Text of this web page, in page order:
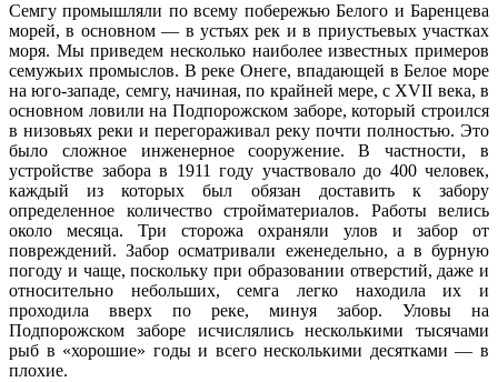
Семгу промышляли по всему побережью Белого и Баренцева
морей, в основном — в устьях рек и в приустьевых участках
моря. Мы приведем несколько наиболее известных примеров
семужьих промыслов. В реке Онеге, впадающей в Белое море
на юго-западе, семгу, начиная, по крайней мере, с XVII века, в
основном ловили на Подпорожском заборе, который строился
в низовьях реки и перегораживал реку почти полностью. Это
было сложное инженерное сооружение. В частности, в
устройстве забора в 1911 году участвовало до 400 человек,
каждый из которых был обязан доставить к забору
определенное количество стройматериалов. Работы велись
около месяца. Три сторожа охраняли улов и забор от
повреждений. Забор осматривали еженедельно, а в бурную
погоду и чаще, поскольку при образовании отверстий, даже и
относительно небольших, семга легко находила их и
проходила вверх по реке, минуя забор. Уловы на
Подпорожском заборе исчислялись несколькими тысячами
рыб в «хорошие» годы и всего несколькими десятками — в
плохие.